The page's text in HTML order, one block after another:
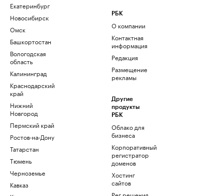
Екатеринбург
Новосибирск
Омск
Башкортостан
Вологодская
область
Калининград
Краснодарский
край
Нижний
Новгород
Пермский край
Ростов-на-Дону
Татарстан
Тюмень
Черноземье
Кавказ
РБК
О компании
Контактная
информация
Редакция
Размещение
рекламы
Другие
продукты
РБК
Облако для
бизнеса
Корпоративный
регистратор
доменов
Хостинг
сайтов